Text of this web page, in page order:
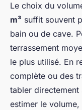
Le choix du
m³ suffit souvent
bain ou de cave.
terrassement
le plus utilisé. En
complète ou des
tabler directement
estimer le volume,